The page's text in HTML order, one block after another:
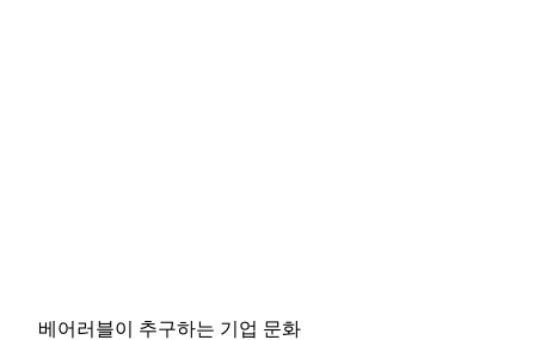
베어러블이 추구하는 기업 문화